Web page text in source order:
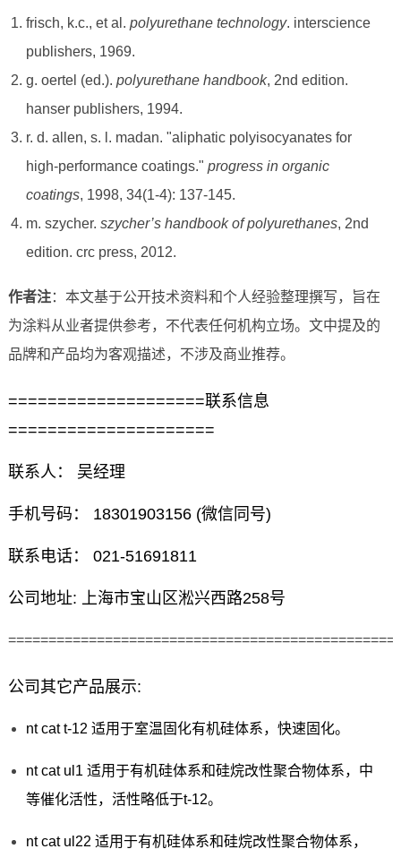
frisch, k.c., et al. polyurethane technology. interscience
publishers, 1969.
g. oertel (ed.). polyurethane handbook, 2nd edition.
hanser publishers, 1994.
r. d. allen, s. l. madan. "aliphatic polyisocyanates for
high-performance coatings." progress in organic
coatings, 1998, 34(1-4): 137-145.
m. szycher. szycher’s handbook of polyurethanes, 2nd
edition. crc press, 2012.
作者注：本文基于公开技术资料和个人经验整理撰写，旨在
为涂料从业者提供参考，不代表任何机构立场。文中提及的
品牌和产品均为客观描述，不涉及商业推荐。
====================联系信息
=====================
联系人： 吴经理
手机号码： 18301903156 (微信同号)
联系电话： 021-51691811
公司地址: 上海市宝山区淞兴西路258号
公司其它产品展示:
nt cat t-12 适用于室温固化有机硅体系，快速固化。
nt cat ul1 适用于有机硅体系和硅烷改性聚合物体系，中
等催化活性，活性略低于t-12。
nt cat ul22 适用于有机硅体系和硅烷改性聚合物体系，